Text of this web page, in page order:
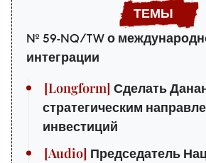
№ 59-NQ/TW о
интеграции
Сделать
стратегическим
инвестиций
Председатель